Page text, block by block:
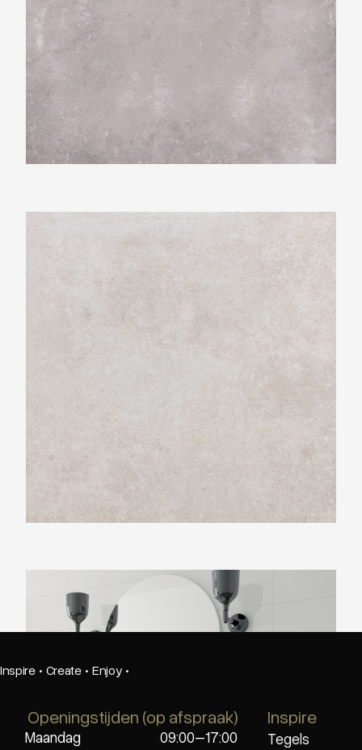
Beste Koop 800X800 Phorma Perla
Beste Koop 400X1200 Dimension Bases
Blanco Glans
Inspire · Create · Enjoy ·
Openingstijden (op afspraak)
Maandag
09:00–17:00
Inspire
Tegels